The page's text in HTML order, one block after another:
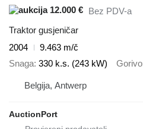
12.000 € Bez PDV-a
Traktor gusjeničar
2004
9.463 m/č
Snaga 330 k.s. (243 kW) Gorivo
Belgija, Antwerp
AuctionPort